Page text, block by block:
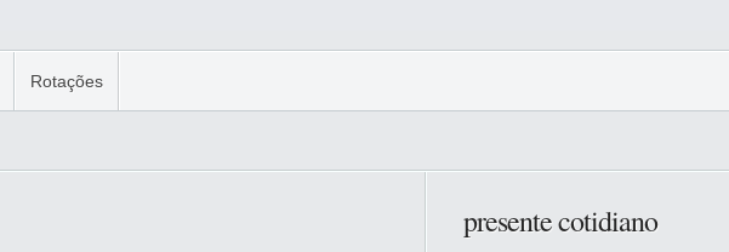
Rotações
presente cotidiano